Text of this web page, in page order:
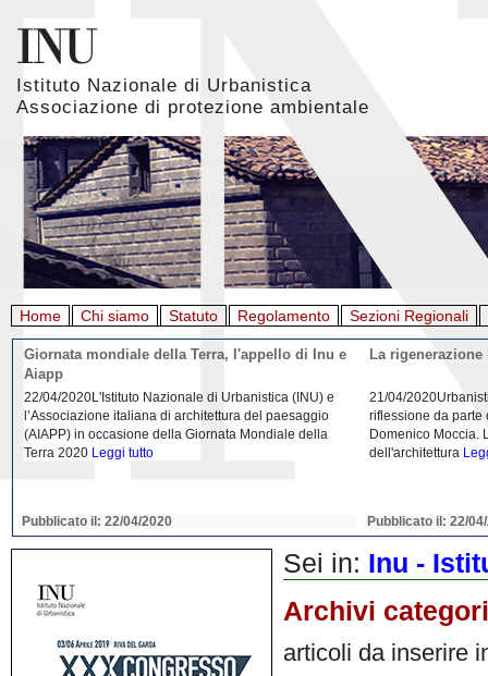
Istituto Nazionale di Urbanistica
Associazione di protezione ambientale
Home Chi siamo Statuto Regolamento Sezioni Regionali
Giornata mondiale della Terra, l'appello di Inu e
Aiapp
22/04/2020L'Istituto Nazionale di Urbanistica (INU) e
l’Associazione italiana di architettura del paesaggio
(AIAPP) in occasione della Giornata Mondiale della
Terra 2020 Leggi tutto
Pubblicato il: 22/04/2020
La
21/04/
riflessione da parte
Domenico Moccia.
dell'architettura
Pubblicato il: 22/
Sei in: Inu -
Archivi
articoli da inserire